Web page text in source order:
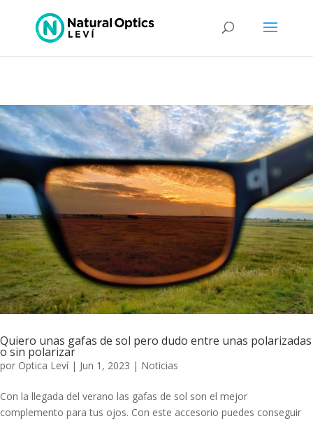
Quiero unas gafas de sol pero dudo entre unas polarizadas
o sin polarizar
por Optica Leví| Jun 1, 2023 | Noticias
Con la llegada del verano las gafas de sol son el mejor
complemento para tus ojos. Con este accesorio puedes conseguir